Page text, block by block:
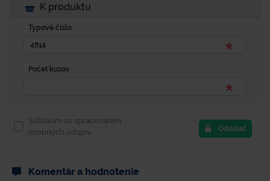
K produktu
Typové číslo
Počet kusov
Súhlasím so spracovaním
osobných údajov.
Odoslať
Komentár a hodnotenie